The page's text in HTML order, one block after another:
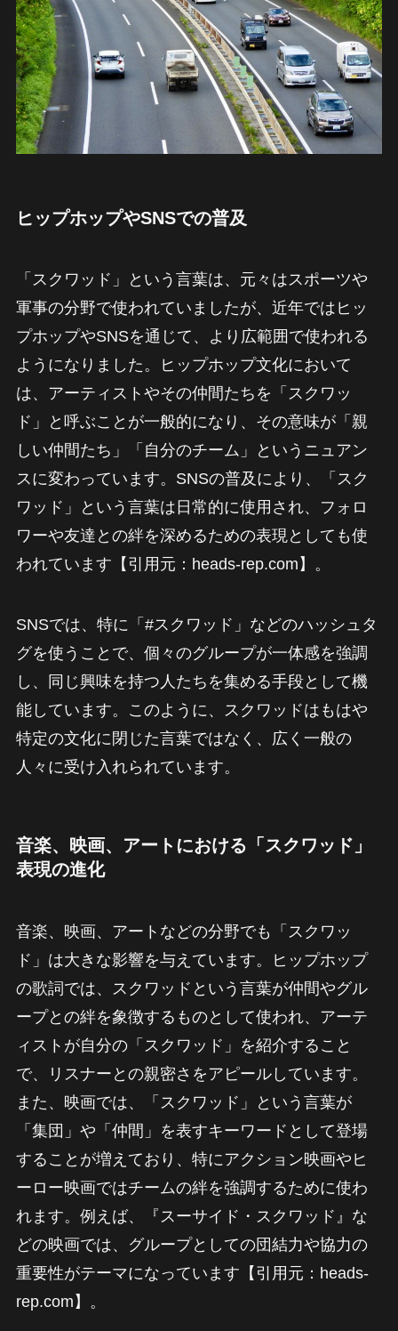
ヒップホップやSNSでの普及
「スクワッド」という言葉は、元々はスポーツや
軍事の分野で使われていましたが、近年ではヒッ
プホップやSNSを通じて、より広範囲で使われる
ようになりました。ヒップホップ文化において
は、アーティストやその仲間たちを「スクワッ
ド」と呼ぶことが一般的になり、その意味が「親
しい仲間たち」「自分のチーム」というニュアン
スに変わっています。SNSの普及により、「スク
ワッド」という言葉は日常的に使用され、フォロ
ワーや友達との絆を深めるための表現としても使
われています【引用元：heads-rep.com】。
SNSでは、特に「#スクワッド」などのハッシュタ
グを使うことで、個々のグループが一体感を強調
し、同じ興味を持つ人たちを集める手段として機
能しています。このように、スクワッドはもはや
特定の文化に閉じた言葉ではなく、広く一般の
人々に受け入れられています。
音楽、映画、アートにおける「スクワッド」
表現の進化
音楽、映画、アートなどの分野でも「スクワッ
ド」は大きな影響を与えています。ヒップホップ
の歌詞では、スクワッドという言葉が仲間やグル
ープとの絆を象徴するものとして使われ、アーテ
ィストが自分の「スクワッド」を紹介すること
で、リスナーとの親密さをアピールしています。
また、映画では、「スクワッド」という言葉が
「集団」や「仲間」を表すキーワードとして登場
することが増えており、特にアクション映画やヒ
ーロー映画ではチームの絆を強調するために使わ
れます。例えば、『スーサイド・スクワッド』な
どの映画では、グループとしての団結力や協力の
重要性がテーマになっています【引用元：heads-
rep.com】。